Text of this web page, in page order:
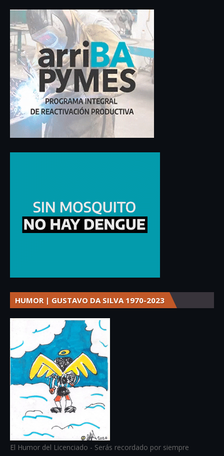
HUMOR | GUSTAVO DA SILVA 1970-2023
El Humor del Licenciado - Serás recordado por siempre